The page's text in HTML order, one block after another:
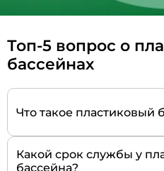
Топ-5 вопрос о
бассейнах
Что такое пластиковый
Какой срок службы у
бассейна?